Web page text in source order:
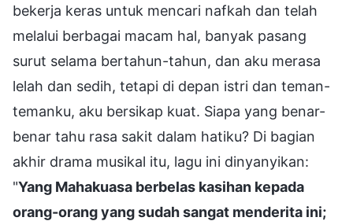
bekerja keras untuk mencari nafkah dan telah
melalui berbagai macam hal, banyak pasang
surut selama bertahun-tahun, dan aku merasa
lelah dan sedih, tetapi di depan istri dan teman-
temanku, aku bersikap kuat. Siapa yang benar-
benar tahu rasa sakit dalam hatiku? Di bagian
akhir drama musikal itu, lagu ini dinyanyikan:
"Yang Mahakuasa berbelas kasihan kepada
orang-orang yang sudah sangat menderita ini;